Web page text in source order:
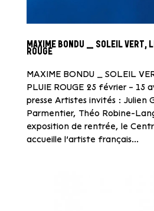
MAXIME BONDU _ SOLEIL VERT,
ROUGE
MAXIME BONDU _ SOLEIL
PLUIE ROUGE 25 février – 15
presse Artistes invités : Julien
Parmentier, Théo Robine-
exposition de rentrée, le
accueille l’artiste français...